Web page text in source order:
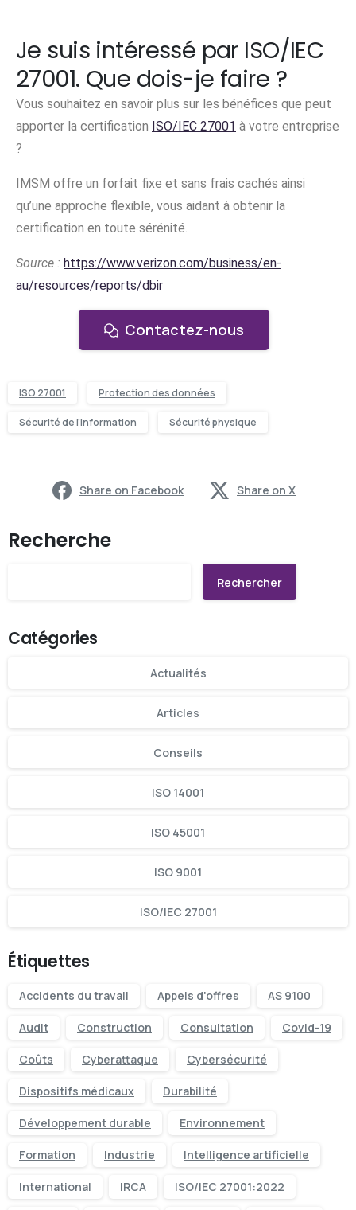
Je suis intéressé par ISO/IEC
27001. Que dois-je faire ?
Vous souhaitez en savoir plus sur les bénéfices que peut
apporter la certification ISO/IEC 27001 à votre entreprise
?
IMSM offre un forfait fixe et sans frais cachés ainsi
qu’une approche flexible, vous aidant à obtenir la
certification en toute sérénité.
Source : https://www.verizon.com/business/en-
au/resources/reports/dbir
Contactez-nous
ISO 27001 Protection des données
Sécurité de l'information Sécurité physique
Share on Facebook Share on X
Recherche
Rechercher
Catégories
Actualités
Articles
Conseils
ISO 14001
ISO 45001
ISO 9001
ISO/IEC 27001
Étiquettes
Accidents du travail Appels d'offres AS 9100
Audit Construction Consultation Covid-19
Coûts Cyberattaque Cybersécurité
Dispositifs médicaux Durabilité
Développement durable Environnement
Formation Industrie Intelligence artificielle
International IRCA ISO/IEC 27001:2022